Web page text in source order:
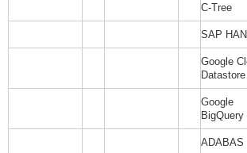
C-Tree
SAP
Google
Datastore
Google
BigQuery
ADABAS